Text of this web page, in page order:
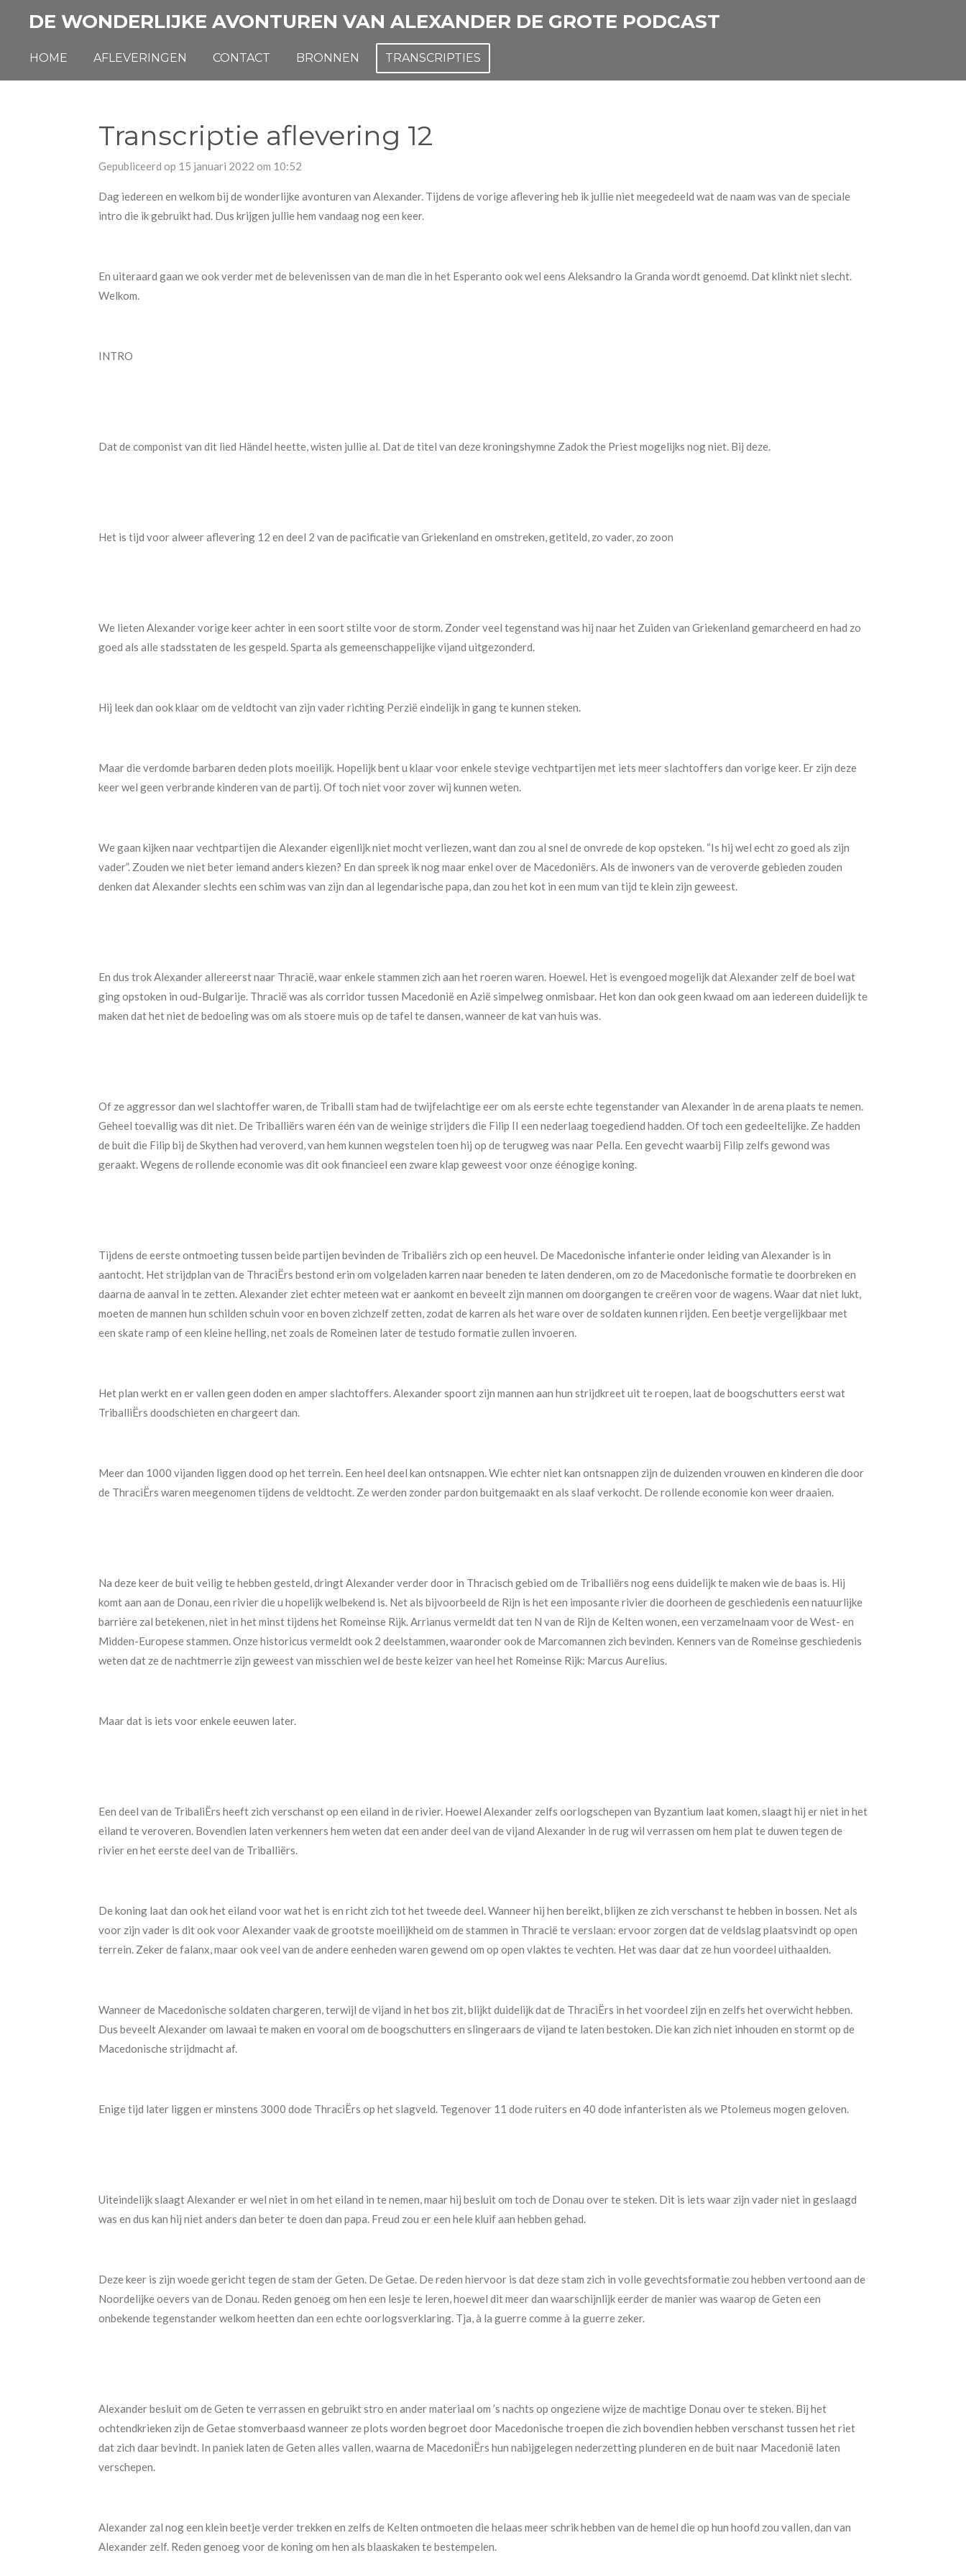
DE WONDERLIJKE AVONTUREN VAN ALEXANDER DE GROTE PODCAST
HOME AFLEVERINGEN CONTACT BRONNEN TRANSCRIPTIES
Transcriptie aflevering 12
Gepubliceerd op 15 januari 2022 om 10:52
Dag iedereen en welkom bij de wonderlijke avonturen van Alexander. Tijdens de vorige aflevering heb ik jullie niet meegedeeld wat de naam was van de speciale
intro die ik gebruikt had. Dus krijgen jullie hem vandaag nog een keer.
En uiteraard gaan we ook verder met de belevenissen van de man die in het Esperanto ook wel eens Aleksandro la Granda wordt genoemd. Dat klinkt niet slecht.
Welkom.
INTRO
Dat de componist van dit lied Händel heette, wisten jullie al. Dat de titel van deze kroningshymne Zadok the Priest mogelijks nog niet. Bij deze.
Het is tijd voor alweer aflevering 12 en deel 2 van de pacificatie van Griekenland en omstreken, getiteld, zo vader, zo zoon
We lieten Alexander vorige keer achter in een soort stilte voor de storm. Zonder veel tegenstand was hij naar het Zuiden van Griekenland gemarcheerd en had zo
goed als alle stadsstaten de les gespeld. Sparta als gemeenschappelijke vijand uitgezonderd.
Hij leek dan ook klaar om de veldtocht van zijn vader richting Perzië eindelijk in gang te kunnen steken.
Maar die verdomde barbaren deden plots moeilijk. Hopelijk bent u klaar voor enkele stevige vechtpartijen met iets meer slachtoffers dan vorige keer. Er zijn deze
keer wel geen verbrande kinderen van de partij. Of toch niet voor zover wij kunnen weten.
We gaan kijken naar vechtpartijen die Alexander eigenlijk niet mocht verliezen, want dan zou al snel de onvrede de kop opsteken. “Is hij wel echt zo goed als zijn
vader”. Zouden we niet beter iemand anders kiezen? En dan spreek ik nog maar enkel over de Macedoniërs. Als de inwoners van de veroverde gebieden zouden
denken dat Alexander slechts een schim was van zijn dan al legendarische papa, dan zou het kot in een mum van tijd te klein zijn geweest.
En dus trok Alexander allereerst naar Thracië, waar enkele stammen zich aan het roeren waren. Hoewel. Het is evengoed mogelijk dat Alexander zelf de boel wat
ging opstoken in oud-Bulgarije. Thracië was als corridor tussen Macedonië en Azië simpelweg onmisbaar. Het kon dan ook geen kwaad om aan iedereen duidelijk te
maken dat het niet de bedoeling was om als stoere muis op de tafel te dansen, wanneer de kat van huis was.
Of ze aggressor dan wel slachtoffer waren, de Triballi stam had de twijfelachtige eer om als eerste echte tegenstander van Alexander in de arena plaats te nemen.
Geheel toevallig was dit niet. De Triballiërs waren één van de weinige strijders die Filip II een nederlaag toegediend hadden. Of toch een gedeeltelijke. Ze hadden
de buit die Filip bij de Skythen had veroverd, van hem kunnen wegstelen toen hij op de terugweg was naar Pella. Een gevecht waarbij Filip zelfs gewond was
geraakt. Wegens de rollende economie was dit ook financieel een zware klap geweest voor onze éénogige koning.
Tijdens de eerste ontmoeting tussen beide partijen bevinden de Tribaliërs zich op een heuvel. De Macedonische infanterie onder leiding van Alexander is in
aantocht. Het strijdplan van de ThraciËrs bestond erin om volgeladen karren naar beneden te laten denderen, om zo de Macedonische formatie te doorbreken en
daarna de aanval in te zetten. Alexander ziet echter meteen wat er aankomt en beveelt zijn mannen om doorgangen te creëren voor de wagens. Waar dat niet lukt,
moeten de mannen hun schilden schuin voor en boven zichzelf zetten, zodat de karren als het ware over de soldaten kunnen rijden. Een beetje vergelijkbaar met
een skate ramp of een kleine helling, net zoals de Romeinen later de testudo formatie zullen invoeren.
Het plan werkt en er vallen geen doden en amper slachtoffers. Alexander spoort zijn mannen aan hun strijdkreet uit te roepen, laat de boogschutters eerst wat
TriballiËrs doodschieten en chargeert dan.
Meer dan 1000 vijanden liggen dood op het terrein. Een heel deel kan ontsnappen. Wie echter niet kan ontsnappen zijn de duizenden vrouwen en kinderen die door
de ThraciËrs waren meegenomen tijdens de veldtocht. Ze werden zonder pardon buitgemaakt en als slaaf verkocht. De rollende economie kon weer draaien.
Na deze keer de buit veilig te hebben gesteld, dringt Alexander verder door in Thracisch gebied om de Triballiërs nog eens duidelijk te maken wie de baas is. Hij
komt aan aan de Donau, een rivier die u hopelijk welbekend is. Net als bijvoorbeeld de Rijn is het een imposante rivier die doorheen de geschiedenis een natuurlijke
barrière zal betekenen, niet in het minst tijdens het Romeinse Rijk. Arrianus vermeldt dat ten N van de Rijn de Kelten wonen, een verzamelnaam voor de West- en
Midden-Europese stammen. Onze historicus vermeldt ook 2 deelstammen, waaronder ook de Marcomannen zich bevinden. Kenners van de Romeinse geschiedenis
weten dat ze de nachtmerrie zijn geweest van misschien wel de beste keizer van heel het Romeinse Rijk: Marcus Aurelius.
Maar dat is iets voor enkele eeuwen later.
Een deel van de TribaliËrs heeft zich verschanst op een eiland in de rivier. Hoewel Alexander zelfs oorlogschepen van Byzantium laat komen, slaagt hij er niet in het
eiland te veroveren. Bovendien laten verkenners hem weten dat een ander deel van de vijand Alexander in de rug wil verrassen om hem plat te duwen tegen de
rivier en het eerste deel van de Triballiërs.
De koning laat dan ook het eiland voor wat het is en richt zich tot het tweede deel. Wanneer hij hen bereikt, blijken ze zich verschanst te hebben in bossen. Net als
voor zijn vader is dit ook voor Alexander vaak de grootste moeilijkheid om de stammen in Thracië te verslaan: ervoor zorgen dat de veldslag plaatsvindt op open
terrein. Zeker de falanx, maar ook veel van de andere eenheden waren gewend om op open vlaktes te vechten. Het was daar dat ze hun voordeel uithaalden.
Wanneer de Macedonische soldaten chargeren, terwijl de vijand in het bos zit, blijkt duidelijk dat de ThraciËrs in het voordeel zijn en zelfs het overwicht hebben.
Dus beveelt Alexander om lawaai te maken en vooral om de boogschutters en slingeraars de vijand te laten bestoken. Die kan zich niet inhouden en stormt op de
Macedonische strijdmacht af.
Enige tijd later liggen er minstens 3000 dode ThraciËrs op het slagveld. Tegenover 11 dode ruiters en 40 dode infanteristen als we Ptolemeus mogen geloven.
Uiteindelijk slaagt Alexander er wel niet in om het eiland in te nemen, maar hij besluit om toch de Donau over te steken. Dit is iets waar zijn vader niet in geslaagd
was en dus kan hij niet anders dan beter te doen dan papa. Freud zou er een hele kluif aan hebben gehad.
Deze keer is zijn woede gericht tegen de stam der Geten. De Getae. De reden hiervoor is dat deze stam zich in volle gevechtsformatie zou hebben vertoond aan de
Noordelijke oevers van de Donau. Reden genoeg om hen een lesje te leren, hoewel dit meer dan waarschijnlijk eerder de manier was waarop de Geten een
onbekende tegenstander welkom heetten dan een echte oorlogsverklaring. Tja, à la guerre comme à la guerre zeker.
Alexander besluit om de Geten te verrassen en gebruikt stro en ander materiaal om ’s nachts op ongeziene wijze de machtige Donau over te steken. Bij het
ochtendkrieken zijn de Getae stomverbaasd wanneer ze plots worden begroet door Macedonische troepen die zich bovendien hebben verschanst tussen het riet
dat zich daar bevindt. In paniek laten de Geten alles vallen, waarna de MacedoniËrs hun nabijgelegen nederzetting plunderen en de buit naar Macedonië laten
verschepen.
Alexander zal nog een klein beetje verder trekken en zelfs de Kelten ontmoeten die helaas meer schrik hebben van de hemel die op hun hoofd zou vallen, dan van
Alexander zelf. Reden genoeg voor de koning om hen als blaaskaken te bestempelen.